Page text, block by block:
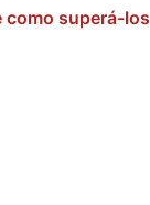
como superá-los